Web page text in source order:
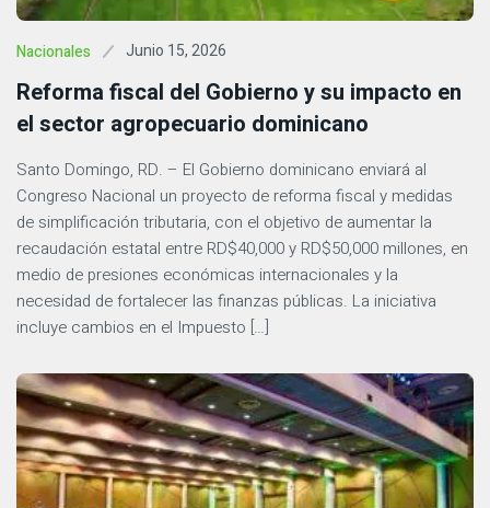
Nacionales Junio 15, 2026
Reforma fiscal del Gobierno y su impacto en
el sector agropecuario dominicano
Santo Domingo, RD. – El Gobierno dominicano enviará al
Congreso Nacional un proyecto de reforma fiscal y medidas
de simplificación tributaria, con el objetivo de aumentar la
recaudación estatal entre RD$40,000 y RD$50,000 millones, en
medio de presiones económicas internacionales y la
necesidad de fortalecer las finanzas públicas. La iniciativa
incluye cambios en el Impuesto […]